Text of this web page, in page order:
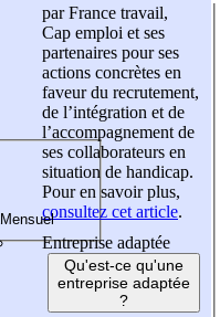
par France travail,
Cap emploi et ses
partenaires pour ses
actions concrètes en
faveur du recrutement,
de l’intégration et de
l’accompagnement de
ses collaborateurs en
situation de handicap.
Pour en savoir plus,
consultez cet article.
Entreprise adaptée
Qu'est-ce qu'une
entreprise adaptée
?